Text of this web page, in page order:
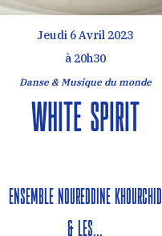
Jeudi 6 Avril 2023
à 20h30
Danse & Musique du monde
White Spirit
Ensemble Noureddine Khourchid
& les...